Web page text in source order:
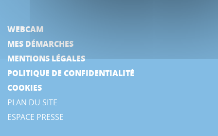
WEBCAM
MES DÉMARCHES
MENTIONS LÉGALES
POLITIQUE DE CONFIDENTIALITÉ
COOKIES
PLAN DU SITE
ESPACE PRESSE